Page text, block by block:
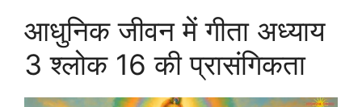
आधुनिक जीवन में गीता अध्याय
3 श्लोक 16 की प्रासंगिकता